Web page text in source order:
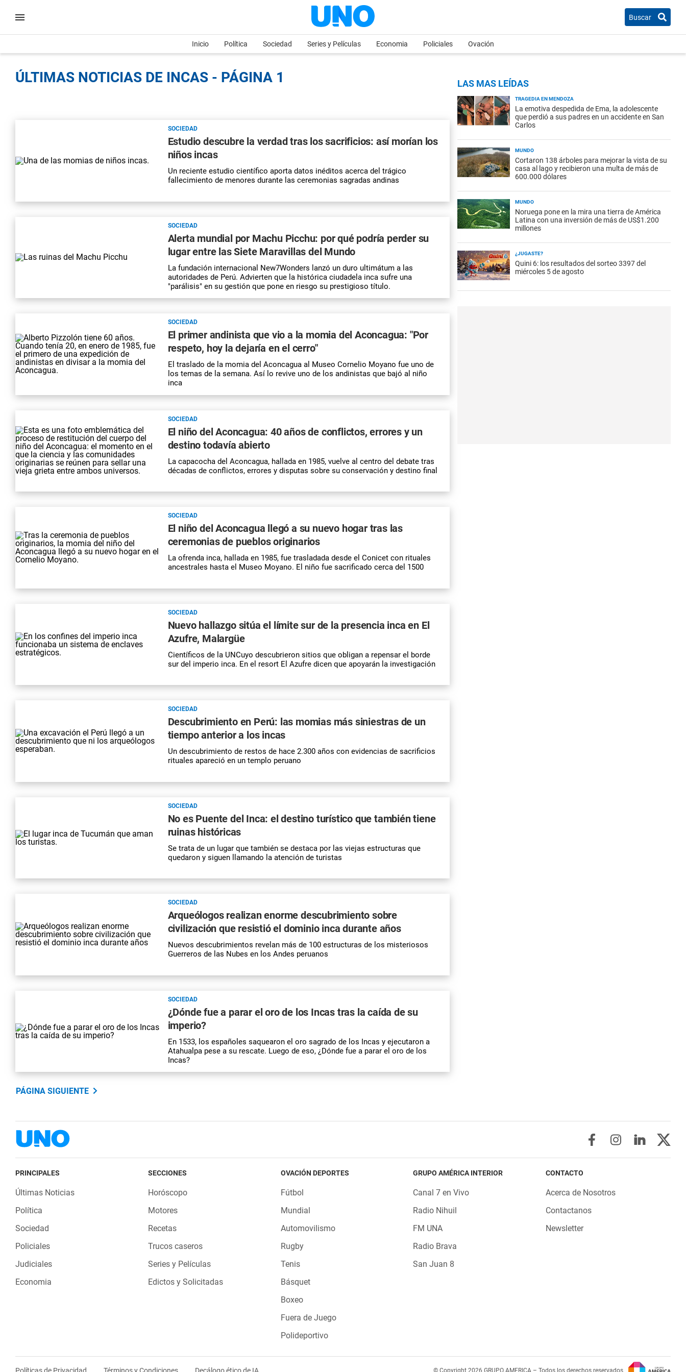
Buscar
Inicio Política Sociedad Series y Películas Economia Policiales Ovación
ÚLTIMAS NOTICIAS DE INCAS - PÁGINA 1
SOCIEDAD
Estudio descubre la verdad tras los sacrificios: así morían los
niños incas
Un reciente estudio científico aporta datos inéditos acerca del trágico
fallecimiento de menores durante las ceremonias sagradas andinas
SOCIEDAD
Alerta mundial por Machu Picchu: por qué podría perder su
lugar entre las Siete Maravillas del Mundo
La fundación internacional New7Wonders lanzó un duro ultimátum a las
autoridades de Perú. Advierten que la histórica ciudadela inca sufre una
"parálisis" en su gestión que pone en riesgo su prestigioso título.
SOCIEDAD
El primer andinista que vio a la momia del Aconcagua: "Por
respeto, hoy la dejaría en el cerro"
El traslado de la momia del Aconcagua al Museo Cornelio Moyano fue uno de
los temas de la semana. Así lo revive uno de los andinistas que bajó al niño
inca
SOCIEDAD
El niño del Aconcagua: 40 años de conflictos, errores y un
destino todavía abierto
La capacocha del Aconcagua, hallada en 1985, vuelve al centro del debate tras
décadas de conflictos, errores y disputas sobre su conservación y destino final
SOCIEDAD
El niño del Aconcagua llegó a su nuevo hogar tras las
ceremonias de pueblos originarios
La ofrenda inca, hallada en 1985, fue trasladada desde el Conicet con rituales
ancestrales hasta el Museo Moyano. El niño fue sacrificado cerca del 1500
SOCIEDAD
Nuevo hallazgo sitúa el límite sur de la presencia inca en El
Azufre, Malargüe
Científicos de la UNCuyo descubrieron sitios que obligan a repensar el borde
sur del imperio inca. En el resort El Azufre dicen que apoyarán la investigación
SOCIEDAD
Descubrimiento en Perú: las momias más siniestras de un
tiempo anterior a los incas
Un descubrimiento de restos de hace 2.300 años con evidencias de sacrificios
rituales apareció en un templo peruano
SOCIEDAD
No es Puente del Inca: el destino turístico que también tiene
ruinas históricas
Se trata de un lugar que también se destaca por las viejas estructuras que
quedaron y siguen llamando la atención de turistas
SOCIEDAD
Arqueólogos realizan enorme descubrimiento sobre
civilización que resistió el dominio inca durante años
Nuevos descubrimientos revelan más de 100 estructuras de los misteriosos
Guerreros de las Nubes en los Andes peruanos
SOCIEDAD
¿Dónde fue a parar el oro de los Incas tras la caída de su
imperio?
En 1533, los españoles saquearon el oro sagrado de los Incas y ejecutaron a
Atahualpa pese a su rescate. Luego de eso, ¿Dónde fue a parar el oro de los
Incas?
PÁGINA SIGUIENTE
LAS MAS LEÍDAS
TRAGEDIA EN MENDOZA
La emotiva despedida de Ema, la adolescente
que perdió a sus padres en un accidente en San
Carlos
MUNDO
Cortaron 138 árboles para mejorar la vista de su
casa al lago y recibieron una multa de más de
600.000 dólares
MUNDO
Noruega pone en la mira una tierra de América
Latina con una inversión de más de US$1.200
millones
¿JUGASTE?
Quini 6: los resultados del sorteo 3397 del
miércoles 5 de agosto
PRINCIPALES
Últimas Noticias
Política
Sociedad
Policiales
Judiciales
Economia
SECCIONES
Horóscopo
Motores
Recetas
Trucos caseros
Series y Películas
Edictos y Solicitadas
OVACIÓN DEPORTES
Fútbol
Mundial
Automovilismo
Rugby
Tenis
Básquet
Boxeo
Fuera de Juego
Polideportivo
GRUPO AMÉRICA INTERIOR
Canal 7 en Vivo
Radio Nihuil
FM UNA
Radio Brava
San Juan 8
CONTACTO
Acerca de Nosotros
Contactanos
Newsletter
© Copyright 2026 GRUPO AMERICA – Todos los derechos reservados